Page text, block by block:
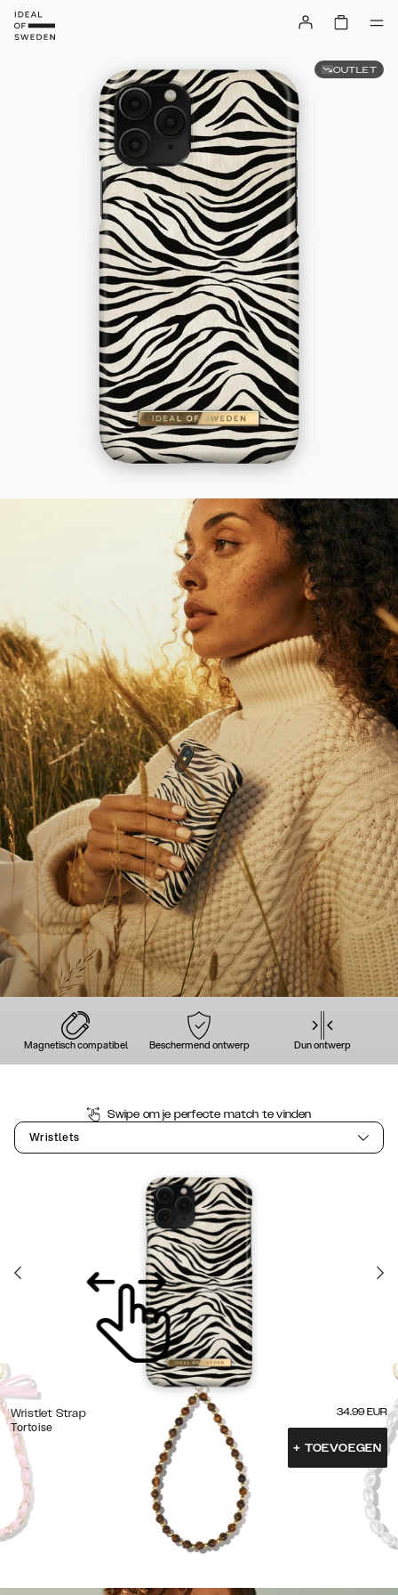
Magnetisch compatibel Beschermend ontwerp Dun ontwerp
Swipe om je perfecte match te vinden
Wristlets
Wristlet Strap
Tortoise
34.99 EUR
+ TOEVOEGEN
OUTLET